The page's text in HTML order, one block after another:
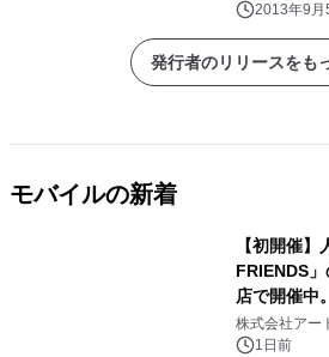
2013年9月
発行者のリリースをも
モバイルの新着
【初開催
FRIENDS
店で開催中
FRIENDSの
ートとして
株式会社アー
1日前